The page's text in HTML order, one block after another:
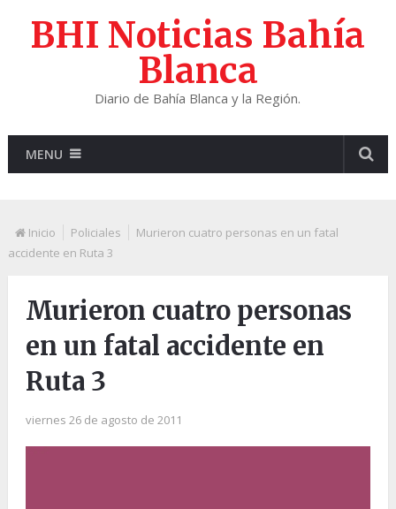
BHI Noticias Bahía
Blanca
Diario de Bahía Blanca y la Región.
MENU
Inicio Policiales
Murieron cuatro personas en un fatal
accidente en Ruta 3
Murieron cuatro personas
en un fatal accidente en
Ruta 3
viernes 26 de agosto de 2011